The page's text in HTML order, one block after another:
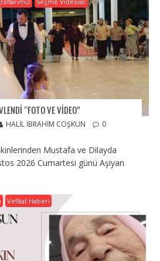
“FOTO VE VIDEO”
HALIL İBRAHIM COŞKUN
0
Mustafa ve Dilayda
2026 Cumartesi günü Aşiyan
Vefâat Haberi